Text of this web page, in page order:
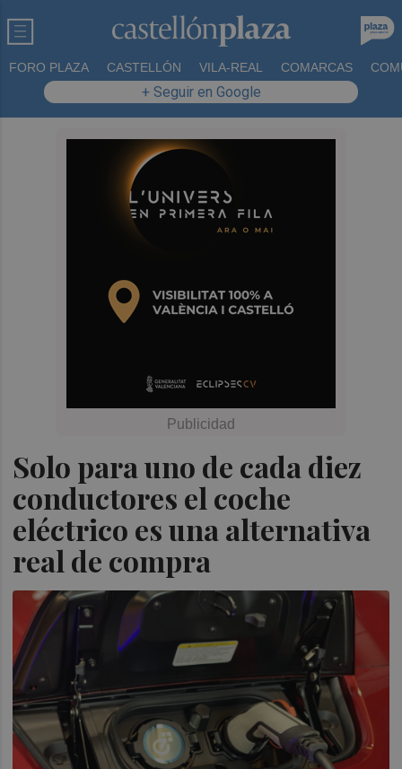
FORO PLAZA CASTELLÓN VILA-REAL COMARCAS
+ Seguir en Google
Solo para uno de cada diez
conductores el coche
eléctrico es una alternativa
real de compra